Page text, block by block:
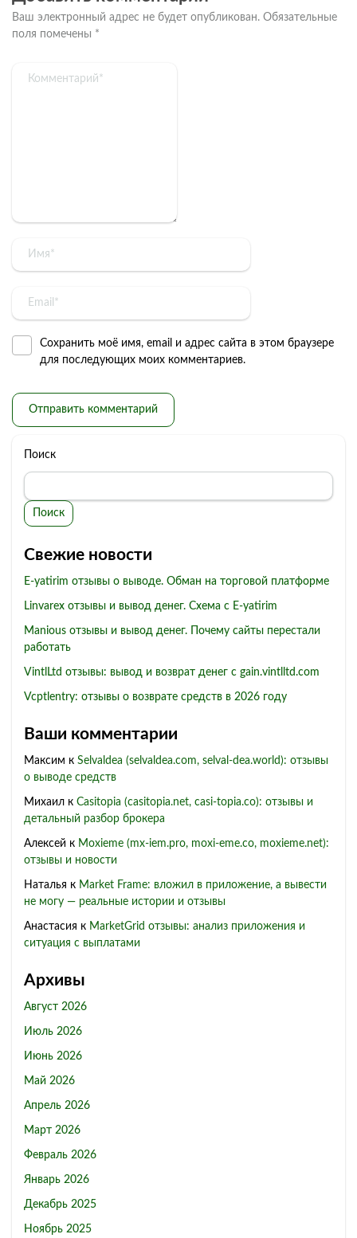
Ваш электронный адрес не будет опубликован. Обязательные
поля помечены *
Сохранить моё имя, email и адрес сайта в этом браузере
для последующих моих комментариев.
Поиск
Поиск
Свежие новости
E-yatirim отзывы о выводе. Обман на торговой платформе
Linvarex отзывы и вывод денег. Схема с E-yatirim
Manious отзывы и вывод денег. Почему сайты перестали
работать
VintlLtd отзывы: вывод и возврат денег с gain.vintlltd.com
Vcptlentry: отзывы о возврате средств в 2026 году
Ваши комментарии
Максим к Selvaldea (selvaldea.com, selval-dea.world): отзывы
о выводе средств
Михаил к Casitopia (casitopia.net, casi-topia.co): отзывы и
детальный разбор брокера
Алексей к Moxieme (mx-iem.pro, moxi-eme.co, moxieme.net):
отзывы и новости
Наталья к Market Frame: вложил в приложение, а вывести
не могу — реальные истории и отзывы
Анастасия к MarketGrid отзывы: анализ приложения и
ситуация с выплатами
Архивы
Август 2026
Июль 2026
Июнь 2026
Май 2026
Апрель 2026
Март 2026
Февраль 2026
Январь 2026
Декабрь 2025
Ноябрь 2025